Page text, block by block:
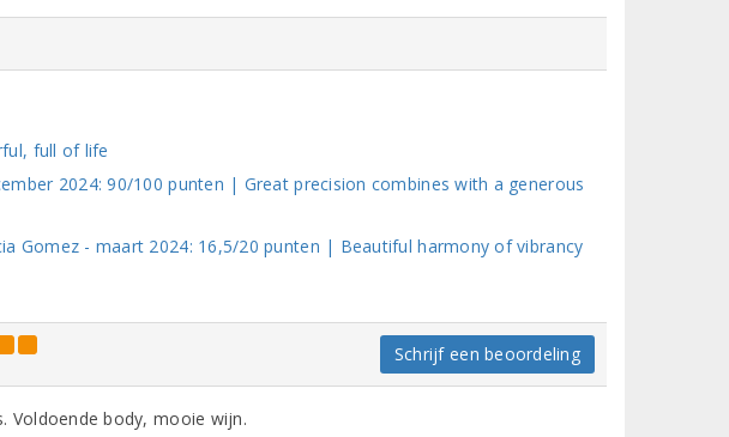
full of life
2024: 90/100 punten | Great precision combines with a generous
Gomez - maart 2024: 16,5/20 punten | Beautiful harmony of vibrancy
Schrijf een beoordeling
Voldoende body, mooie wijn.